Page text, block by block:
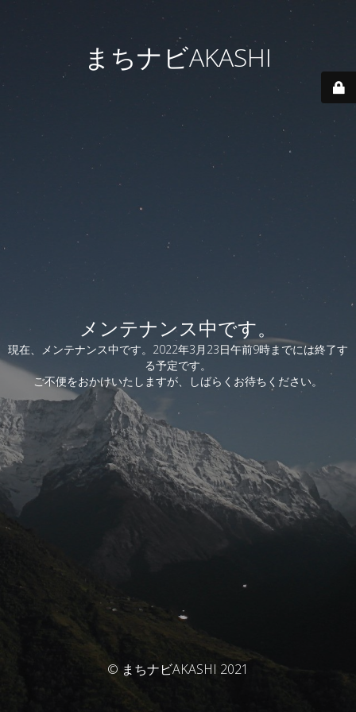
まちナビAKASHI
メンテナンス中です。
現在、メンテナンス中です。2022年3月23日午前9時までには終了す
る予定です。
ご不便をおかけいたしますが、しばらくお待ちください。
© まちナビAKASHI 2021